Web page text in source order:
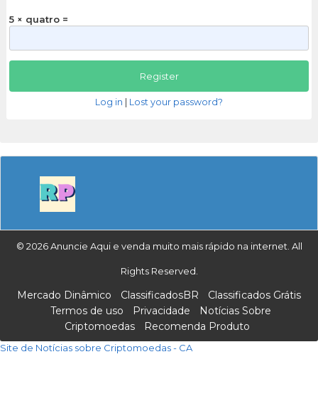
5 × quatro =
Log in Lost your password?
© 2026 Anuncie Aqui e venda muito mais rápido na internet. All
Rights Reserved.
Mercado Dinâmico ClassificadosBR
Classificados Grátis
Termos de uso
Privacidade
Notícias Sobre
Criptomoedas
Recomenda Produto
Site de Notícias sobre Criptomoedas - CA